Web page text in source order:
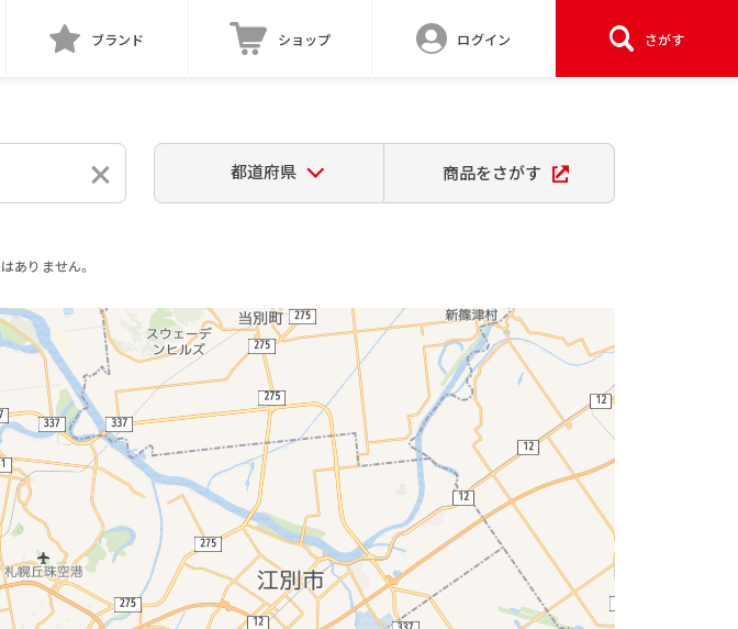
ブランド ショップ ログイン さがす
都道府県 商品をさがす
ありません。